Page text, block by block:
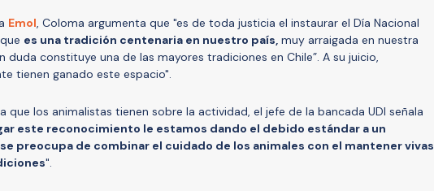
Emol, Coloma argumenta que "es de toda justicia el instaurar el Día Nacional
es una tradición centenaria en nuestro país, muy arraigada en nuestra
duda constituye una de las mayores tradiciones en Chile”. A su juicio,
tienen ganado este espacio".
que los animalistas tienen sobre la actividad, el jefe de la bancada UDI señala
este reconocimiento le estamos dando el debido estándar a un
preocupa de combinar el cuidado de los animales con el mantener vivas
".